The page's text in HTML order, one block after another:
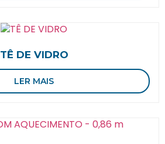
TÊ DE VIDRO
LER MAIS